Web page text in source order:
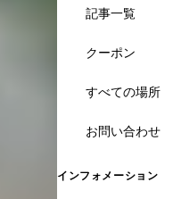
記事一覧
クーポン
すべての場所
お問い合わせ
インフォメーション